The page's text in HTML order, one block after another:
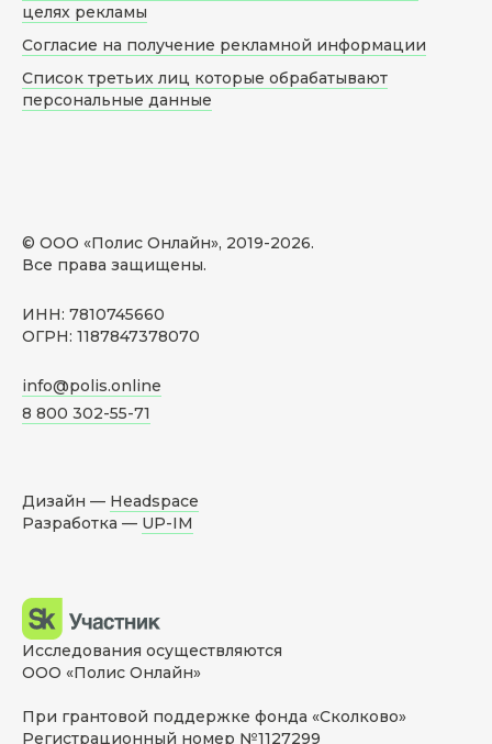
© ООО «Полис Онлайн», 2019-2026.
Все права защищены.
ИНН: 7810745660
ОГРН: 1187847378070
info@polis.online
8 800 302-55-71
целях рекламы
Согласие на получение рекламной информации
Список третьих лиц которые обрабатывают
персональные данные
Дизайн — Headspace
Разработка — UP-IM
Исследования осуществляются
ООО «Полис Онлайн»
При грантовой поддержке фонда «Сколково»
Регистрационный номер №1127299